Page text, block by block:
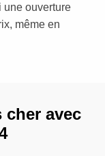
une ouverture
même en
cher avec